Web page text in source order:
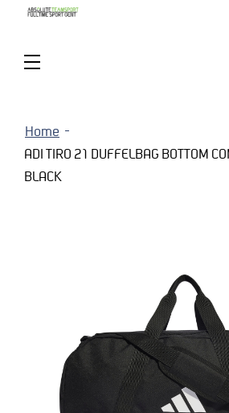
Home
ADI TIRO 21 DUFFELBAG BOTTOM
BLACK